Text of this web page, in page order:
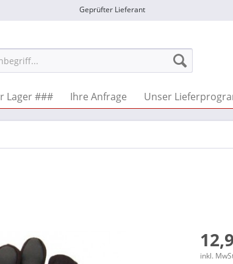
Geprüfter Lieferant
Lager ### Ihre Anfrage Unser
inkl.